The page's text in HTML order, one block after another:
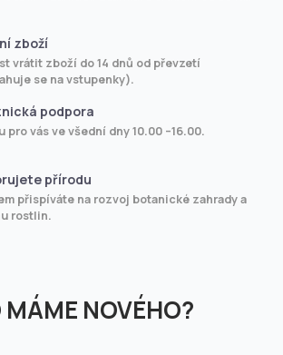
zboží
vrátit zboží do 14 dnů od převzetí
se na vstupenky).
podpora
pro vás ve všední dny 10.00 –16.00.
přírodu
přispíváte na rozvoj botanické zahrady a
rostlin.
MÁME NOVÉHO?